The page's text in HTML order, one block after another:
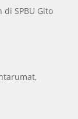
di SPBU Gito